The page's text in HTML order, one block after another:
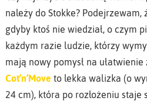
należy do Stokke? Podejrzewam,
gdyby ktoś nie wiedział, o czym
każdym razie ludzie, którzy
mają nowy pomysł na
Cot’n’Move to lekka walizka (o
24 cm), która po rozłożeniu staje